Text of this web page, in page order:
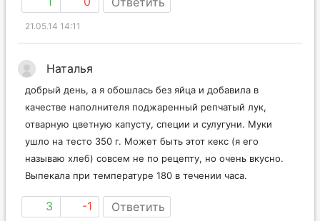
21.05.14 14:11
Наталья
добрый день, а я обошлась без яйца и добавила в
качестве наполнителя поджаренный репчатый лук,
отварную цветную капусту, специи и сулугуни. Муки
ушло на тесто 350 г. Может быть этот кекс (я его
называю хлеб) совсем не по рецепту, но очень вкусно.
Выпекала при температуре 180 в течении часа.
3 -1 Ответить